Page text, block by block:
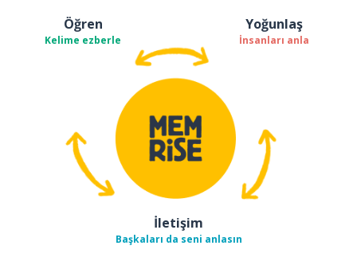
Öğren
Kelime ezberle
Yoğunlaş
İnsanları anla
İletişim
Başkaları da seni anlasın